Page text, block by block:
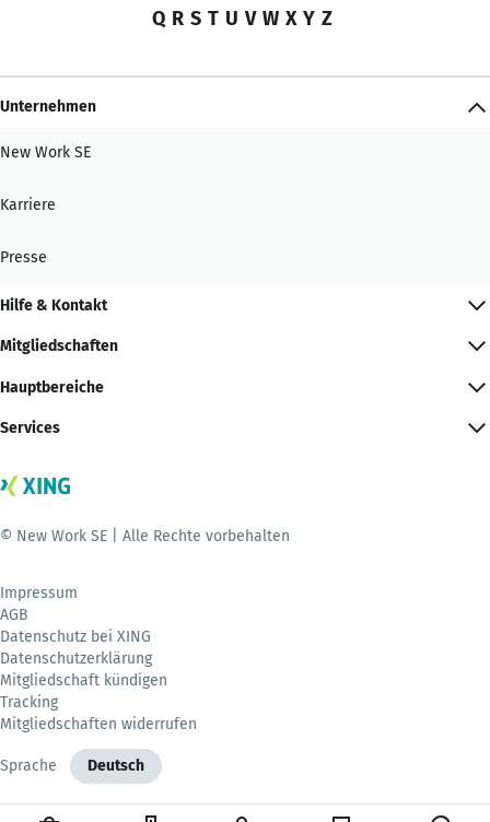
Q R S T U V W X Y Z
Unternehmen
New Work SE
Karriere
Presse
Hilfe & Kontakt
Mitgliedschaften
Hauptbereiche
Services
© New Work SE | Alle Rechte vorbehalten
Impressum
AGB
Datenschutz bei XING
Datenschutzerklärung
Mitgliedschaft kündigen
Tracking
Mitgliedschaften widerrufen
Sprache Deutsch